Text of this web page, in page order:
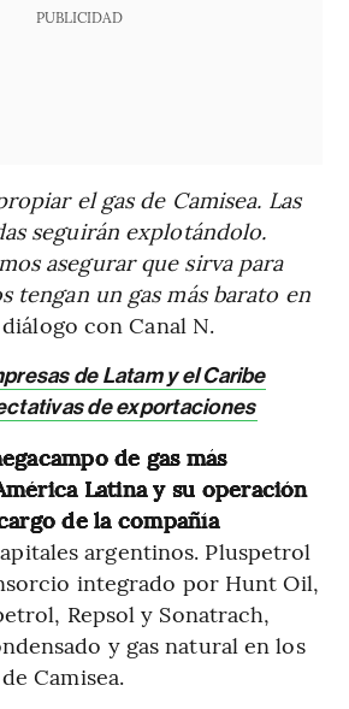
PUBLICIDAD
el gas de Camisea. Las
seguirán explotándolo.
asegurar que sirva para
tengan un gas más barato en
con Canal N.
de Latam y el Caribe
de exportaciones
de gas más
Latina y su operación
de la compañía
argentinos. Pluspetrol
integrado por Hunt Oil,
Repsol y Sonatrach,
y gas natural en los
Camisea.